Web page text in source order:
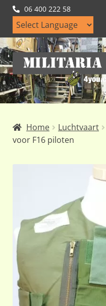
06 400 222 58
Ga
door
naar
navigatie
Ga
naar
de
inhoud
Home Luchtvaart
voor F16 piloten